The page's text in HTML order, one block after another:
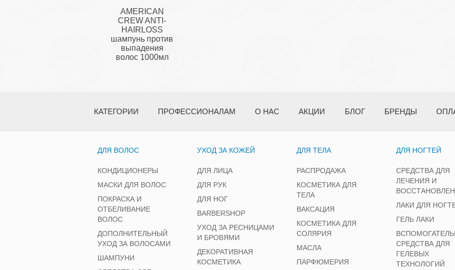
AMERICAN
CREW ANTI-
HAIRLOSS
шампунь против
выпадения
волос 1000мл
КАТЕГОРИИ ПРОФЕССИОНАЛАМ О НАС АКЦИИ БЛОГ БРЕНДЫ
ДЛЯ ВОЛОС
КОНДИЦИОНЕРЫ
МАСКИ ДЛЯ ВОЛОС
ПОКРАСКА И
ОТБЕЛИВАНИЕ
ВОЛОС
ДОПОЛНИТЕЛЬНЫЙ
УХОД ЗА ВОЛОСАМИ
ШАМПУНИ
УХОД ЗА КОЖЕЙ
ДЛЯ ЛИЦА
ДЛЯ РУК
ДЛЯ НОГ
BARBERSHOP
УХОД ЗА РЕСНИЦАМИ
И БРОВЯМИ
ДЕКОРАТИВНАЯ
КОСМЕТИКА
ДЛЯ ТЕЛА
РАСПРОДАЖА
КОСМЕТИКА ДЛЯ
ТЕЛА
ВАКСАЦИЯ
КОСМЕТИКА ДЛЯ
СОЛЯРИЯ
МАСЛА
ПАРФЮМЕРИЯ
ДЛЯ НОГТЕЙ
СРЕДСТВА ДЛЯ
ЛЕЧЕНИЯ И
ЛАКИ ДЛЯ
ГЕЛЬ ЛАКИ
СРЕДСТВА ДЛЯ
ГЕЛЕВЫХ
ТЕХНОЛОГИЙ